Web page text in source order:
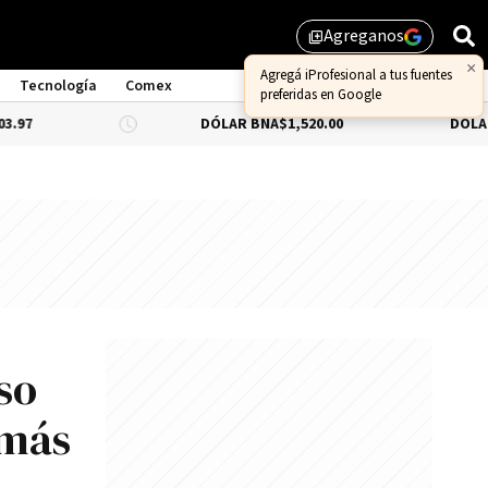
library_addAgreganos
×
Agregá iProfesional a tus fuentes
preferidas en Google
Tecnología
Comex
DÓLAR BNA
$1,520.00 DÓLAR BLUE-